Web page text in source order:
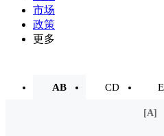
市场
政策
更多
AB CD
[A]